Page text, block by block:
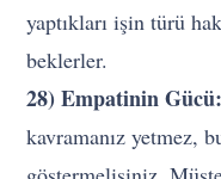
yaptıkları işin türü
beklerler.
28) Empatinin Gücü:
kavramanız yetmez,